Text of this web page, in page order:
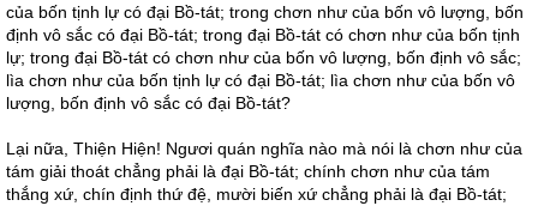
của bốn tịnh lự có đại Bồ-tát; trong chơn như của bốn vô lượng, bốn
định vô sắc có đại Bồ-tát; trong đại Bồ-tát có chơn như của bốn tịnh
lự; trong đại Bồ-tát có chơn như của bốn vô lượng, bốn định vô sắc;
lìa chơn như của bốn tịnh lự có đại Bồ-tát; lìa chơn như của bốn vô
lượng, bốn định vô sắc có đại Bồ-tát?
Lại nữa, Thiện Hiện! Ngươi quán nghĩa nào mà nói là chơn như của
tám giải thoát chẳng phải là đại Bồ-tát; chính chơn như của tám
thắng xứ, chín định thứ đệ, mười biến xứ chẳng phải là đại Bồ-tát;